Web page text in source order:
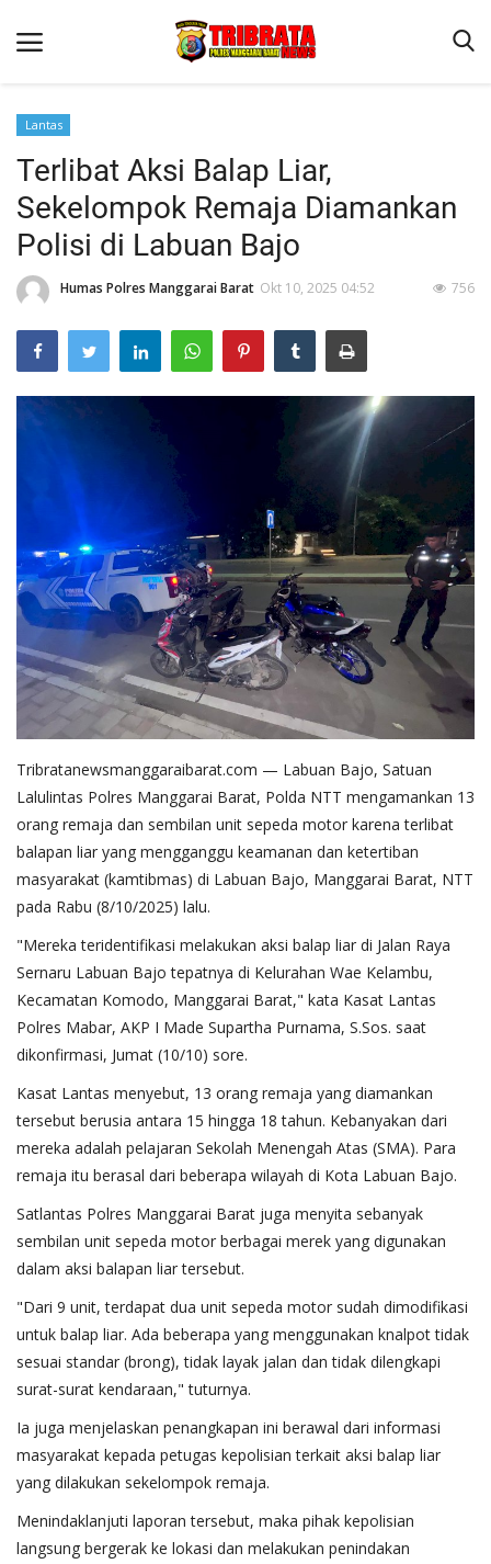
Beranda
Binkam
Terms & Conditions
Reskrim
Lantas
Polisi Kita
Mitra Polisi
Giat Ops
Lantas
Terlibat Aksi Balap Liar,
Sekelompok Remaja Diamankan
Polisi di Labuan Bajo
Humas Polres Manggarai Barat Okt 10, 2025 04:52 756
Tribratanewsmanggaraibarat.com — Labuan Bajo, Satuan
Lalulintas Polres Manggarai Barat, Polda NTT mengamankan 13
orang remaja dan sembilan unit sepeda motor karena terlibat
balapan liar yang mengganggu keamanan dan ketertiban
masyarakat (kamtibmas) di Labuan Bajo, Manggarai Barat, NTT
pada Rabu (8/10/2025) lalu.
"Mereka teridentifikasi melakukan aksi balap liar di Jalan Raya
Sernaru Labuan Bajo tepatnya di Kelurahan Wae Kelambu,
Kecamatan Komodo, Manggarai Barat," kata Kasat Lantas
Polres Mabar, AKP I Made Supartha Purnama, S.Sos. saat
dikonfirmasi, Jumat (10/10) sore.
Kasat Lantas menyebut, 13 orang remaja yang diamankan
tersebut berusia antara 15 hingga 18 tahun. Kebanyakan dari
mereka adalah pelajaran Sekolah Menengah Atas (SMA). Para
remaja itu berasal dari beberapa wilayah di Kota Labuan Bajo.
Satlantas Polres Manggarai Barat juga menyita sebanyak
sembilan unit sepeda motor berbagai merek yang digunakan
dalam aksi balapan liar tersebut.
"Dari 9 unit, terdapat dua unit sepeda motor sudah dimodifikasi
untuk balap liar. Ada beberapa yang menggunakan knalpot tidak
sesuai standar (brong), tidak layak jalan dan tidak dilengkapi
surat-surat kendaraan," tuturnya.
Ia juga menjelaskan penangkapan ini berawal dari informasi
masyarakat kepada petugas kepolisian terkait aksi balap liar
yang dilakukan sekelompok remaja.
Menindaklanjuti laporan tersebut, maka pihak kepolisian
langsung bergerak ke lokasi dan melakukan penindakan